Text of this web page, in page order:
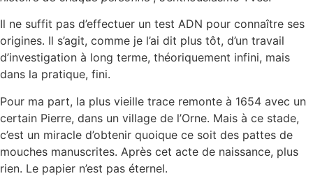
Il ne suffit pas d’effectuer un test ADN pour connaître ses
origines. Il s’agit, comme je l’ai dit plus tôt, d’un travail
d’investigation à long terme, théoriquement infini, mais
dans la pratique, fini.
Pour ma part, la plus vieille trace remonte à 1654 avec un
certain Pierre, dans un village de l’Orne. Mais à ce stade,
c’est un miracle d’obtenir quoique ce soit des pattes de
mouches manuscrites. Après cet acte de naissance, plus
rien. Le papier n’est pas éternel.